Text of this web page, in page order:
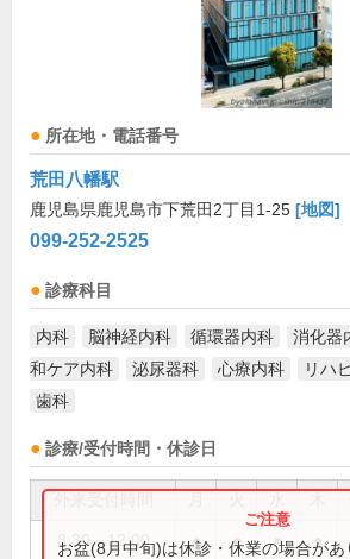
所在地・電話番号
荒田八幡駅
鹿児島県鹿児島市下荒田2丁目1-25 [地図]
099-252-2525
診療科目
内科 脳神経内科 循環器内科 消化器
和ケア内科
泌尿器科 心療内科
リハ
歯科
診療/受付時間・休診日
8:30～12:00 ● ● ● ●
お盆(8月中旬)は休診・休業の場合が